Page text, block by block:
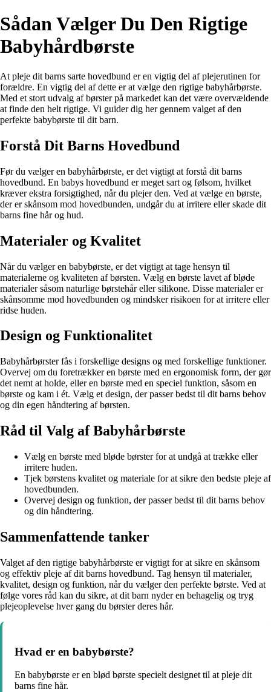
Sådan Vælger Du Den Rigtige
Babyhårdbørste
At pleje dit barns sarte hovedbund er en vigtig del af plejerutinen for
forældre. En vigtig del af dette er at vælge den rigtige babyhårbørste.
Med et stort udvalg af børster på markedet kan det være overvældende
at finde den helt rigtige. Vi guider dig her gennem valget af den
perfekte babybørste til dit barn.
Forstå Dit Barns Hovedbund
Før du vælger en babyhårbørste, er det vigtigt at forstå dit barns
hovedbund. En babys hovedbund er meget sart og følsom, hvilket
kræver ekstra forsigtighed, når du plejer den. Ved at vælge en børste,
der er skånsom mod hovedbunden, undgår du at irritere eller skade dit
barns fine hår og hud.
Materialer og Kvalitet
Når du vælger en babybørste, er det vigtigt at tage hensyn til
materialerne og kvaliteten af børsten. Vælg en børste lavet af bløde
materialer såsom naturlige børstehår eller silikone. Disse materialer er
skånsomme mod hovedbunden og mindsker risikoen for at irritere eller
ridse huden.
Design og Funktionalitet
Babyhårbørster fås i forskellige designs og med forskellige funktioner.
Overvej om du foretrækker en børste med en ergonomisk form, der gør
det nemt at holde, eller en børste med en speciel funktion, såsom en
børste og kam i ét. Vælg et design, der passer bedst til dit barns behov
og din egen håndtering af børsten.
Råd til Valg af Babyhårbørste
Vælg en børste med bløde børster for at undgå at trække eller
irritere huden.
Tjek børstens kvalitet og materiale for at sikre den bedste pleje af
hovedbunden.
Overvej design og funktion, der passer bedst til dit barns behov
og din håndtering.
Sammenfattende tanker
Valget af den rigtige babyhårbørste er vigtigt for at sikre en skånsom
og effektiv pleje af dit barns hovedbund. Tag hensyn til materialer,
kvalitet, design og funktion, når du vælger den perfekte børste. Ved at
følge vores råd kan du sikre, at dit barn nyder en behagelig og tryg
plejeoplevelse hver gang du børster deres hår.
Hvad er en babybørste?
En babybørste er en blød børste specielt designet til at pleje dit
barns fine hår.